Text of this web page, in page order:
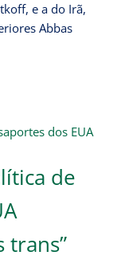
e a do Irã,
Abbas
de
trans”